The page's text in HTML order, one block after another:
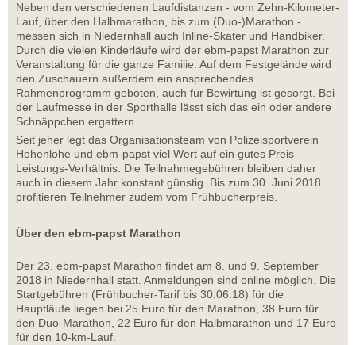
Neben den verschiedenen Laufdistanzen - vom Zehn-Kilometer-
Lauf, über den Halbmarathon, bis zum (Duo-)Marathon -
messen sich in Niedernhall auch Inline-Skater und Handbiker.
Durch die vielen Kinderläufe wird der ebm-papst Marathon zur
Veranstaltung für die ganze Familie. Auf dem Festgelände wird
den Zuschauern außerdem ein ansprechendes
Rahmenprogramm geboten, auch für Bewirtung ist gesorgt. Bei
der Laufmesse in der Sporthalle lässt sich das ein oder andere
Schnäppchen ergattern.
Seit jeher legt das Organisationsteam von Polizeisportverein
Hohenlohe und ebm-papst viel Wert auf ein gutes Preis-
Leistungs-Verhältnis. Die Teilnahmegebühren bleiben daher
auch in diesem Jahr konstant günstig. Bis zum 30. Juni 2018
profitieren Teilnehmer zudem vom Frühbucherpreis.
Über den ebm-papst Marathon
Der 23. ebm-papst Marathon findet am 8. und 9. September
2018 in Niedernhall statt. Anmeldungen sind online möglich. Die
Startgebühren (Frühbucher-Tarif bis 30.06.18) für die
Hauptläufe liegen bei 25 Euro für den Marathon, 38 Euro für
den Duo-Marathon, 22 Euro für den Halbmarathon und 17 Euro
für den 10-km-Lauf.